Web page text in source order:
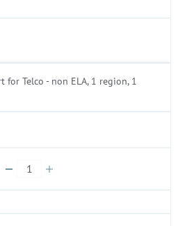
for Telco - non ELA, 1 region, 1